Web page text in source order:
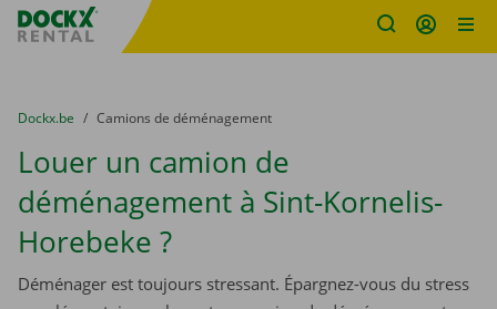
sitename
You are here:
du
Dockx.be to
Camions de déménagement
Louer un camion de
déménagement à Sint-Kornelis-
Horebeke ?
Déménager est toujours stressant. Épargnez-vous du stress